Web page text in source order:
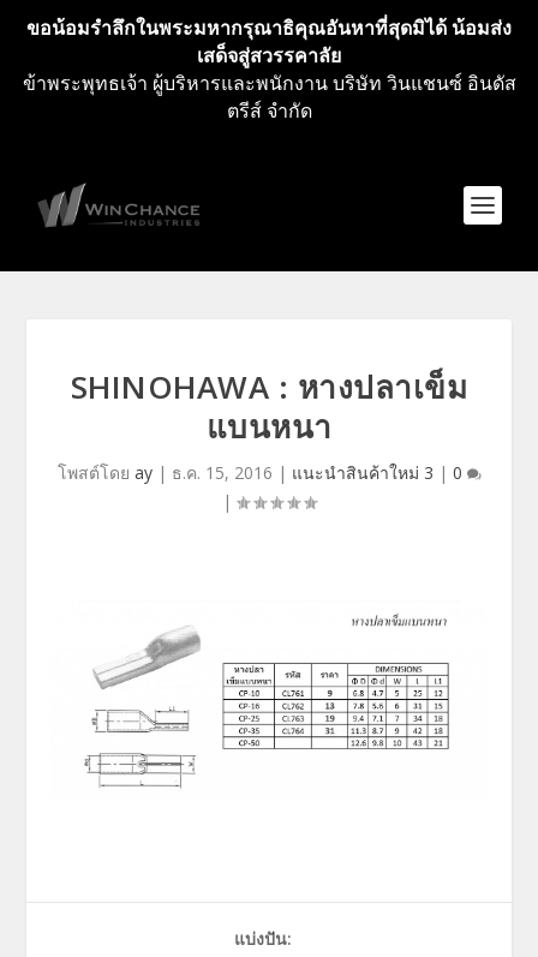
ขอน้อมรำลึกในพระมหากรุณาธิคุณอันหาที่สุดมิได้ น้อมส่ง
เสด็จสู่สวรรคาลัย
ข้าพระพุทธเจ้า ผู้บริหารและพนักงาน บริษัท วินแชนซ์ อินดัส
ตรีส์ จำกัด
SHINOHAWA : หางปลาเข็ม
แบนหนา
โพสต์โดย ay| ธ.ค. 15, 2016 | แนะนำสินค้าใหม่ 3 | 0
|
แบ่งปัน: